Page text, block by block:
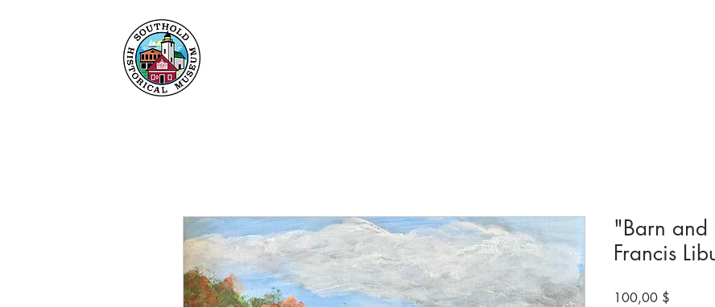
"Barn
Francis
100,00 $